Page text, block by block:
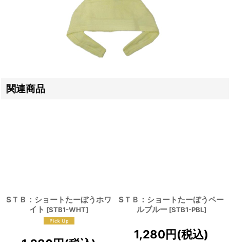
関連商品
SＴＢ：ショートたーぼうホワ
イト [STB1-WHT]
SＴＢ：ショートたーぼうペー
ルブルー [STB1-PBL]
1,280円(税込)